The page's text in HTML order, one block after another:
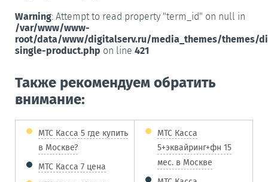
Warning: Attempt to read property "term_id" on null in
/var/www/www-
root/data/www/digitalserv.ru/media_themes/themes/
single-product.php on line 421
Также рекомендуем обратить
внимание:
МТС Касса 5 где купить
в Москве?
МТС Касса 7 цена
МТС Касса
5+эквайринг+фн 15
мес. в Москве